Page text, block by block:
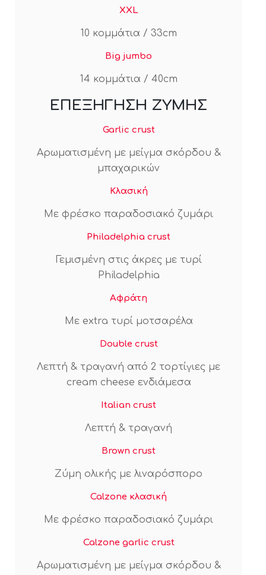
XXL
10 κομμάτια / 33cm
Big jumbo
14 κομμάτια / 40cm
ΕΠΕΞΗΓΗΣΗ ΖΥΜΗΣ
Garlic crust
Αρωματισμένη με μείγμα σκόρδου &
μπαχαρικών
Κλασική
Με φρέσκο παραδοσιακό ζυμάρι
Philadelphia crust
Γεμισμένη στις άκρες με τυρί
Philadelphia
Αφράτη
Με extra τυρί μοτσαρέλα
Double crust
Λεπτή & τραγανή από 2 τορτίγιες με
cream cheese ενδιάμεσα
Italian crust
Λεπτή & τραγανή
Brown crust
Ζύμη ολικής με λιναρόσπορο
Calzone κλασική
Με φρέσκο παραδοσιακό ζυμάρι
Calzone garlic crust
Αρωματισμένη με μείγμα σκόρδου &